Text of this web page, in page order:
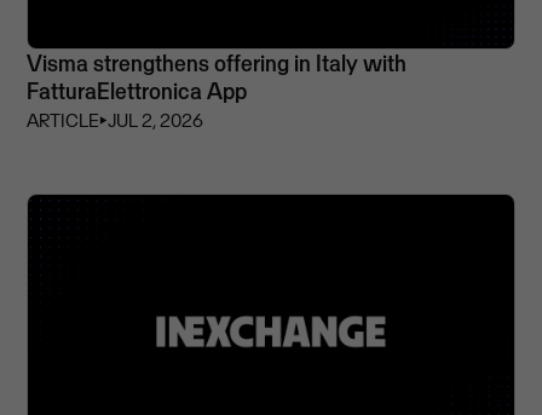
Visma strengthens offering in Italy with
FatturaElettronica App
ARTICLE⏵JUL 2, 2026